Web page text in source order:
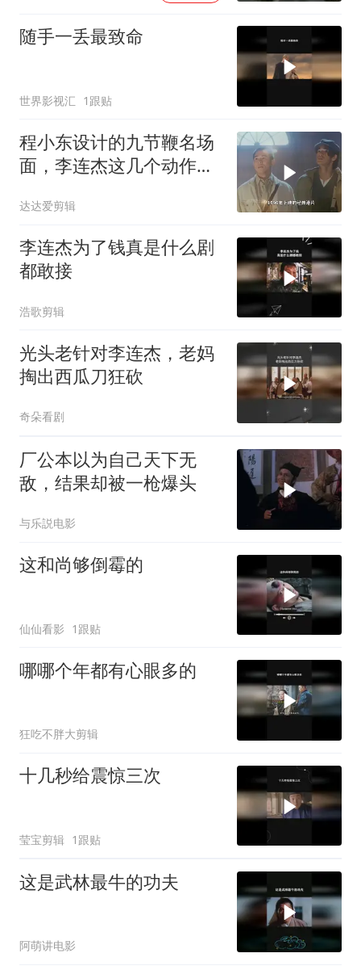
随手一丢最致命
世界影视汇 1跟贴
程小东设计的九节鞭名场
面，李连杰这几个动作，
达达爱剪辑
李连杰为了钱真是什么剧
都敢接
浩歌剪辑
光头老针对李连杰，老妈
掏出西瓜刀狂砍
奇朵看剧
厂公本以为自己天下无
敌，结果却被一枪爆头
与乐説电影
这和尚够倒霉的
仙仙看影 1跟贴
哪哪个年都有心眼多的
狂吃不胖大剪辑
十几秒给震惊三次
莹宝剪辑 1跟贴
这是武林最牛的功夫
阿萌讲电影